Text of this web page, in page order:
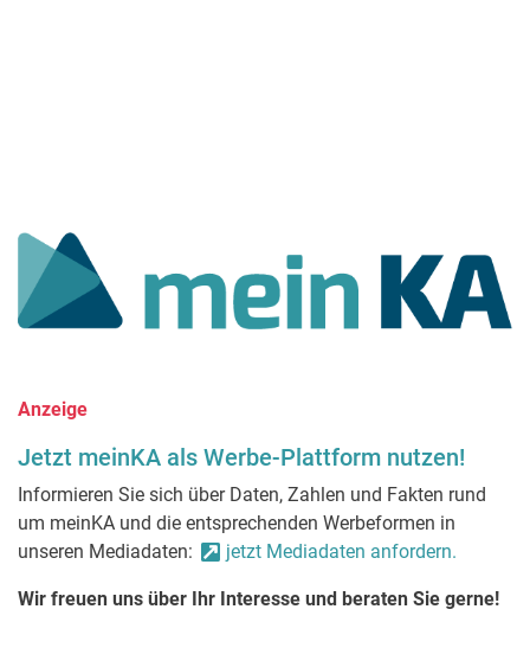
Anzeige
Jetzt meinKA als Werbe-Plattform nutzen!
Informieren Sie sich über Daten, Zahlen und Fakten rund
um meinKA und die entsprechenden Werbeformen in
unseren Mediadaten:
jetzt Mediadaten anfordern.
Wir freuen uns über Ihr Interesse und beraten Sie gerne!